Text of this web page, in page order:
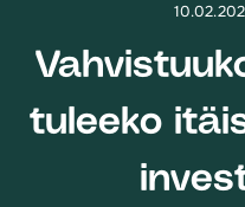
tuleeko